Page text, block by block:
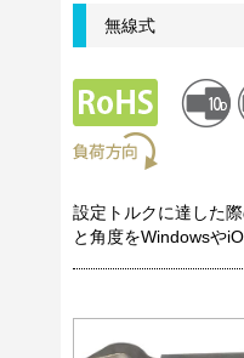
無線式
設定トルクに達した
と角度をWindowsや